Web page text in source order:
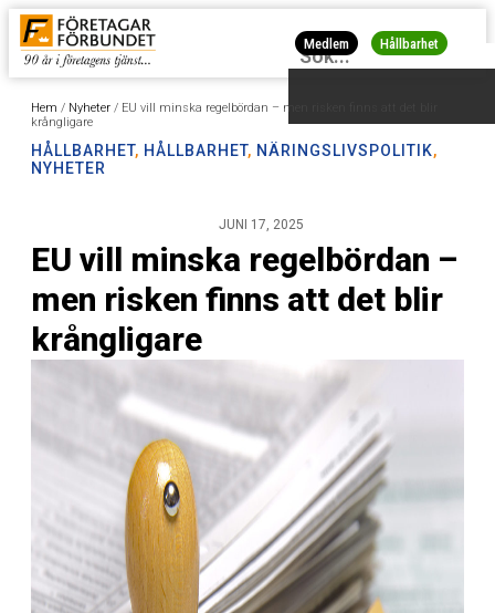
Medlem Hållbarhet
Hem / Nyheter / EU vill minska regelbördan – men risken finns att det blir
krångligare
HÅLLBARHET, HÅLLBARHET, NÄRINGSLIVSPOLITIK,
NYHETER
JUNI 17, 2025
EU vill minska regelbördan –
men risken finns att det blir
krångligare